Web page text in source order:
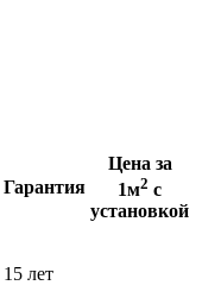
Гарантия
Цена за
1м2 с
установкой
15 лет